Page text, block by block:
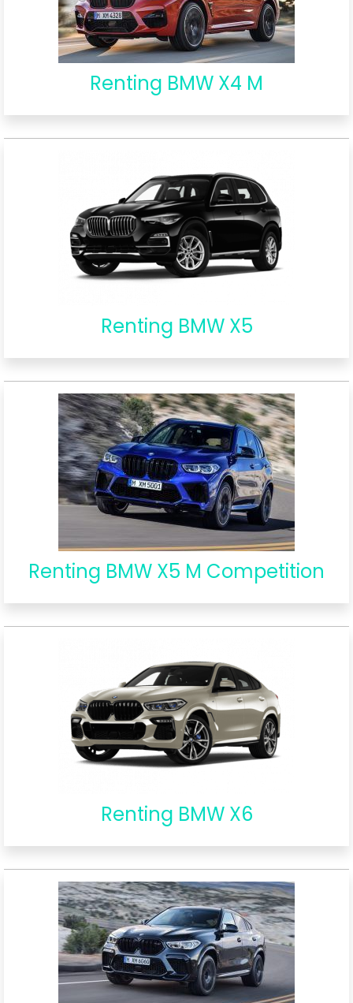
Renting BMW X4 M
Renting BMW X5
Renting BMW X5 M Competition
Renting BMW X6